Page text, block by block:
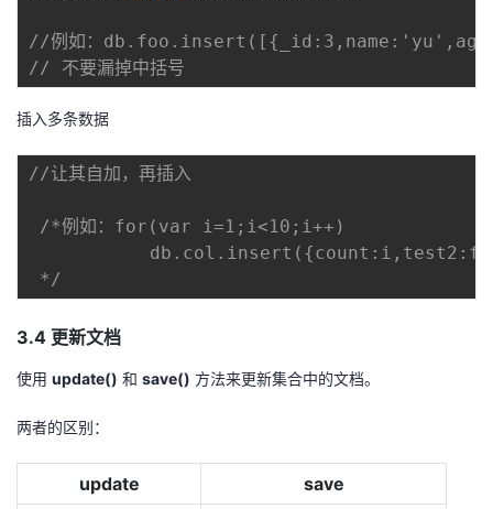
//例如：
// 不要漏掉中括号
插入多条数据
//让其自加，再插入
/*例如：for(var i=1;i<10;i++)
*/
3.4 更新文档
使用 update() 和 save() 方法来更新集合中的文档。
两者的区别：
update save